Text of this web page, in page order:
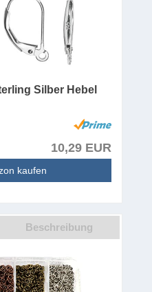
Silber Hebel
10,29 EUR
kaufen
Beschreibung